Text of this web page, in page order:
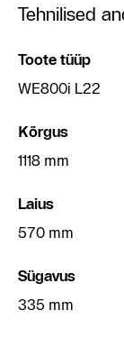
Tehnilised
Toote tüüp
WE800i L22
Kõrgus
1118 mm
Laius
570 mm
Sügavus
335 mm